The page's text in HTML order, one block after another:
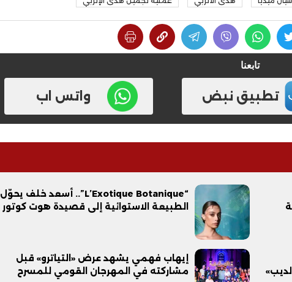
تابعنا
تطبيق نبض واتس اب
“L’Exotique Botanique”.. أسعد خلف يحوّل
الطبيعة الاستوائية إلى قصيدة هوت كوتور
إيهاب فهمي يشهد عرض «التياترو» قبل
مشاركته في المهرجان القومي للمسرح
تحفة معمارية بتكلفة تجاوزت 20
فيديو
عماد سائق التريلا مع والدته بعد
تصدره التريند| فيديو